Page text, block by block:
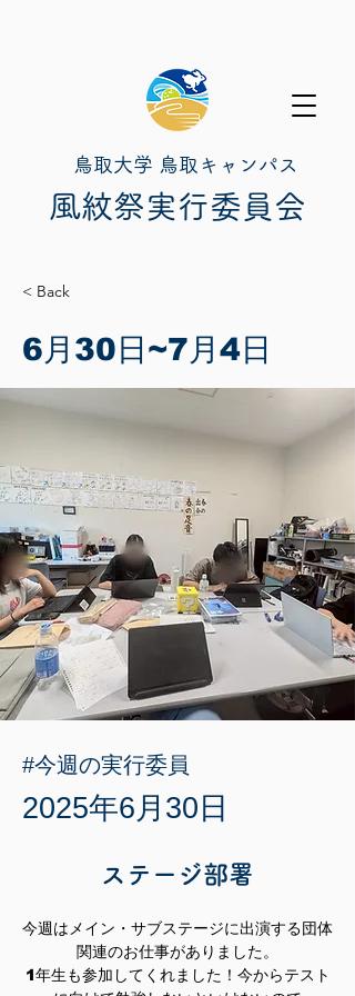
鳥取大学 鳥取キャンパス
​風紋祭実行委員会
< Back
6月30日~7月4日
#今週の実行委員
2025年6月30日
ステージ部署
今週はメイン・サブステージに出演する団体
関連のお仕事がありました。
1年生も参加してくれました！今からテスト